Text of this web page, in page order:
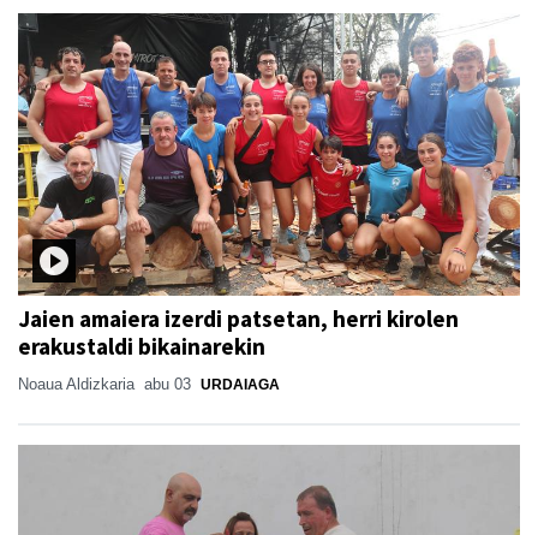
Jaien amaiera izerdi patsetan, herri kirolen
erakustaldi bikainarekin
Noaua Aldizkaria abu 03 URDAIAGA